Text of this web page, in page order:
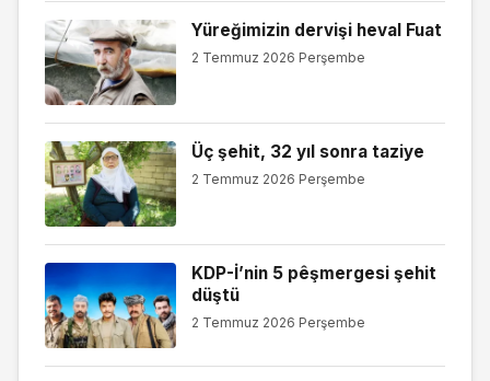
Yüreğimizin dervişi heval Fuat
2 Temmuz 2026 Perşembe
Üç şehit, 32 yıl sonra taziye
2 Temmuz 2026 Perşembe
KDP-İ’nin 5 pêşmergesi şehit
düştü
2 Temmuz 2026 Perşembe